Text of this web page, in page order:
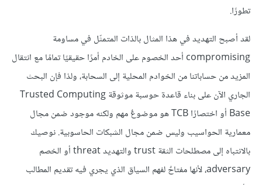
تطورًا.
لقد أصبح التهديد في هذا المثال بالذات المتمثّل في مساومة
compromising أحد الخصوم على الخادم أمرًا حقيقيًا تمامًا مع انتقال
المزيد من حساباتنا من الخوادم المحلية إلى السحابة، ولذا فإن البحث
الجاري الآن على بناء قاعدة حوسبة موثوقة Trusted Computing
Base أو اختصارًا TCB هو موضوعٌ مهم ولكنه موجود ضمن مجال
معمارية الحواسيب وليس ضمن مجال الشبكات الحاسوبية. نوصيك
بالانتباه إلى مصطلحات الثقة trust والتهديد threat أو الخصم
adversary، لأنها مفتاحٌ لفهم السياق الذي يجري فيه تقديم المطالب